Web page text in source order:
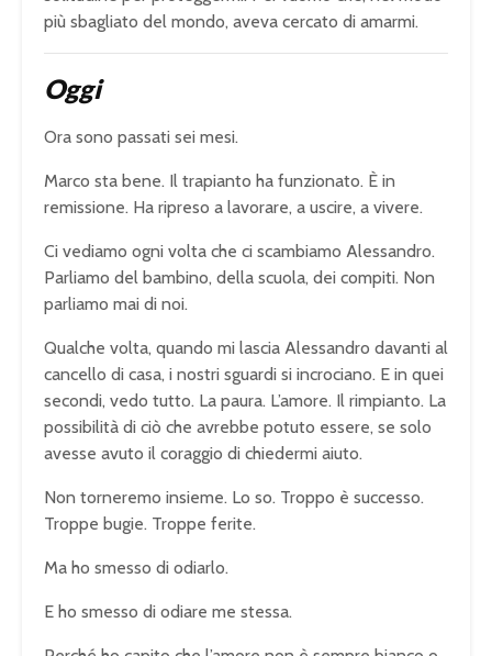
più sbagliato del mondo, aveva cercato di amarmi.
Oggi
Ora sono passati sei mesi.
Marco sta bene. Il trapianto ha funzionato. È in
remissione. Ha ripreso a lavorare, a uscire, a vivere.
Ci vediamo ogni volta che ci scambiamo Alessandro.
Parliamo del bambino, della scuola, dei compiti. Non
parliamo mai di noi.
Qualche volta, quando mi lascia Alessandro davanti al
cancello di casa, i nostri sguardi si incrociano. E in quei
secondi, vedo tutto. La paura. L’amore. Il rimpianto. La
possibilità di ciò che avrebbe potuto essere, se solo
avesse avuto il coraggio di chiedermi aiuto.
Non torneremo insieme. Lo so. Troppo è successo.
Troppe bugie. Troppe ferite.
Ma ho smesso di odiarlo.
E ho smesso di odiare me stessa.